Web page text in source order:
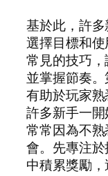
基於此，許
選擇目標和
常見的技巧
並掌握節奏
有助於玩家熟
許多新手一
常常因為不
會。先專注
中積累獎勵